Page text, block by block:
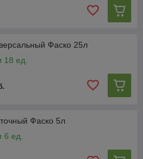
Фаско 25л
18 ед.
Фаско 5л
6 ед.